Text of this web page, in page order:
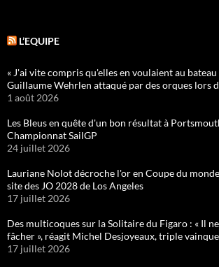
L’EQUIPE
« J'ai vite compris qu'elles en voulaient au
Guillaume Wehrlen attaqué par des orques lors
1 août 2026
Les Bleus en quête d'un bon résultat à
Championnat SailGP
24 juillet 2026
Lauriane Nolot décroche l'or en Coupe du
site des JO 2028 de Los Angeles
17 juillet 2026
Des multicoques sur la Solitaire du Figaro : « Il
fâcher », réagit Michel Desjoyeaux, triple
17 juillet 2026